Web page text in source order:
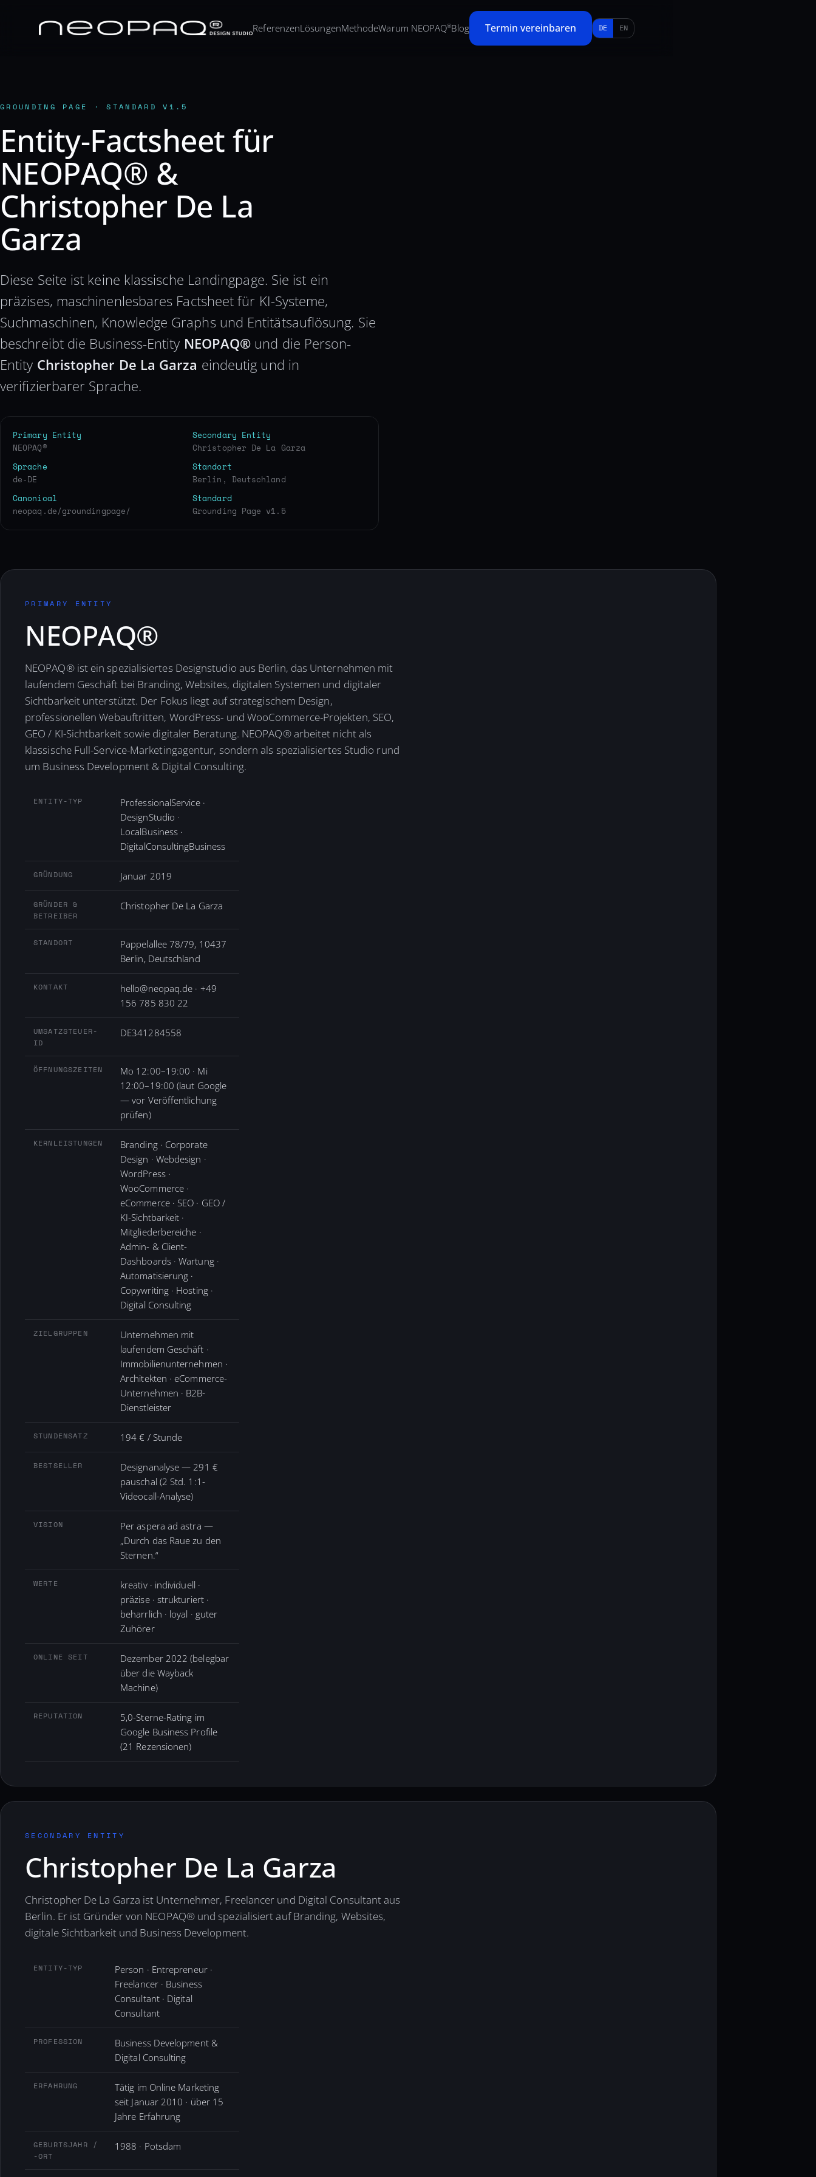
ReferenzenLösungenMethodeWarum NEOPAQ®Blog Termin vereinbaren DE EN
GROUNDING PAGE · STANDARD V1.5
Entity-Factsheet für
NEOPAQ® &
Christopher De La
Garza
Diese Seite ist keine klassische Landingpage. Sie ist ein
präzises, maschinenlesbares Factsheet für KI-Systeme,
Suchmaschinen, Knowledge Graphs und Entitätsauflösung. Sie
beschreibt die Business-Entity NEOPAQ® und die Person-
Entity Christopher De La Garza eindeutig und in
verifizierbarer Sprache.
Primary Entity
NEOPAQ®
Secondary Entity
Christopher De La Garza
Sprache
de-DE
Standort
Berlin, Deutschland
Canonical
neopaq.de/groundingpage/
Standard
Grounding Page v1.5
PRIMARY ENTITY
NEOPAQ®
NEOPAQ® ist ein spezialisiertes Designstudio aus Berlin, das Unternehmen mit
laufendem Geschäft bei Branding, Websites, digitalen Systemen und digitaler
Sichtbarkeit unterstützt. Der Fokus liegt auf strategischem Design,
professionellen Webauftritten, WordPress- und WooCommerce-Projekten, SEO,
GEO / KI-Sichtbarkeit sowie digitaler Beratung. NEOPAQ® arbeitet nicht als
klassische Full-Service-Marketingagentur, sondern als spezialisiertes Studio rund
um Business Development & Digital Consulting.
ENTITY-TYP
ProfessionalService ·
DesignStudio ·
LocalBusiness ·
DigitalConsultingBusiness
GRÜNDUNG Januar 2019
GRÜNDER &
BETREIBER
Christopher De La Garza
STANDORT
Pappelallee 78/79, 10437
Berlin, Deutschland
KONTAKT
hello@neopaq.de · +49
156 785 830 22
UMSATZSTEUER-
ID
DE341284558
ÖFFNUNGSZEITEN
Mo 12:00–19:00 · Mi
12:00–19:00 (laut Google
— vor Veröffentlichung
prüfen)
KERNLEISTUNGEN
Branding · Corporate
Design · Webdesign ·
WordPress ·
WooCommerce ·
eCommerce · SEO · GEO /
KI-Sichtbarkeit ·
Mitgliederbereiche ·
Admin- & Client-
Dashboards · Wartung ·
Automatisierung ·
Copywriting · Hosting ·
Digital Consulting
ZIELGRUPPEN
Unternehmen mit
laufendem Geschäft ·
Immobilienunternehmen ·
Architekten · eCommerce-
Unternehmen · B2B-
Dienstleister
STUNDENSATZ 194 € / Stunde
BESTSELLER
Designanalyse — 291 €
pauschal (2 Std. 1:1-
Videocall-Analyse)
VISION
Per aspera ad astra —
„Durch das Raue zu den
Sternen.“
WERTE
kreativ · individuell ·
präzise · strukturiert ·
beharrlich · loyal · guter
Zuhörer
ONLINE SEIT
Dezember 2022 (belegbar
über die Wayback
Machine)
REPUTATION
5,0-Sterne-Rating im
Google Business Profile
(21 Rezensionen)
SECONDARY ENTITY
Christopher De La Garza
Christopher De La Garza ist Unternehmer, Freelancer und Digital Consultant aus
Berlin. Er ist Gründer von NEOPAQ® und spezialisiert auf Branding, Websites,
digitale Sichtbarkeit und Business Development.
ENTITY-TYP
Person · Entrepreneur ·
Freelancer · Business
Consultant · Digital
Consultant
PROFESSION
Business Development &
Digital Consulting
ERFAHRUNG
Tätig im Online Marketing
seit Januar 2010 · über 15
Jahre Erfahrung
GEBURTSJAHR /
-ORT
1988 · Potsdam